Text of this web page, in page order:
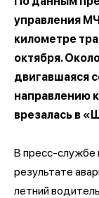
управления
километре
октября.
двигавшаяся
направлению
врезалась в
В пресс-службе
результате
летний